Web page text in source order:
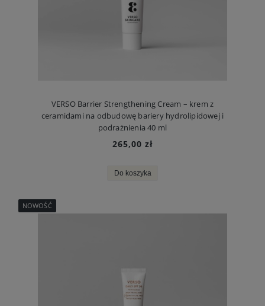
VERSO Barrier Strengthening Cream – krem z
ceramidami na odbudowę bariery hydrolipidowej i
podrażnienia 40 ml
265,00 zł
Do koszyka
NOWOŚĆ